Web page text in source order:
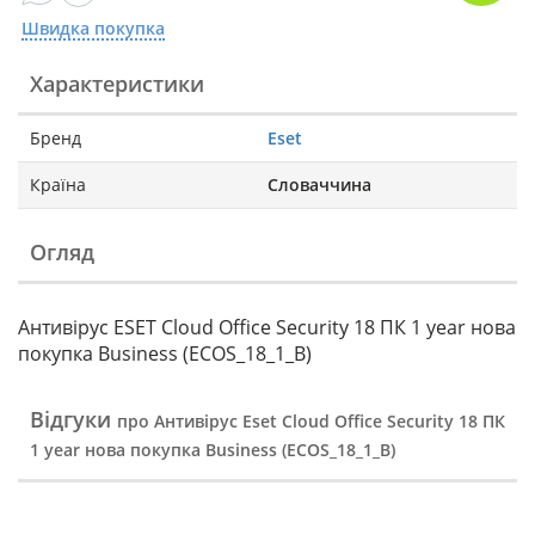
Швидка покупка
Характеристики
Бренд Eset
Країна Словаччина
Огляд
Антивірус ESET Cloud Office Security 18 ПК 1 year нова
покупка Business (ECOS_18_1_B)
Відгуки про Антивірус Eset Cloud Office Security 18 ПК
1 year нова покупка Business (ECOS_18_1_B)